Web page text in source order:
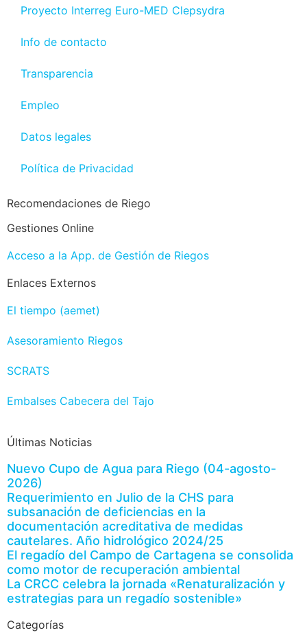
Proyecto Interreg Euro-MED Clepsydra
Info de contacto
Transparencia
Empleo
Datos legales
Política de Privacidad
Recomendaciones de Riego
Gestiones Online
Acceso a la App. de Gestión de Riegos
Enlaces Externos
El tiempo (aemet)
Asesoramiento Riegos
SCRATS
Embalses Cabecera del Tajo
Últimas Noticias
Nuevo Cupo de Agua para Riego (04-agosto-
2026)
Requerimiento en Julio de la CHS para
subsanación de deficiencias en la
documentación acreditativa de medidas
cautelares. Año hidrológico 2024/25
El regadío del Campo de Cartagena se consolida
como motor de recuperación ambiental
La CRCC celebra la jornada «Renaturalización y
estrategias para un regadío sostenible»
Categorías